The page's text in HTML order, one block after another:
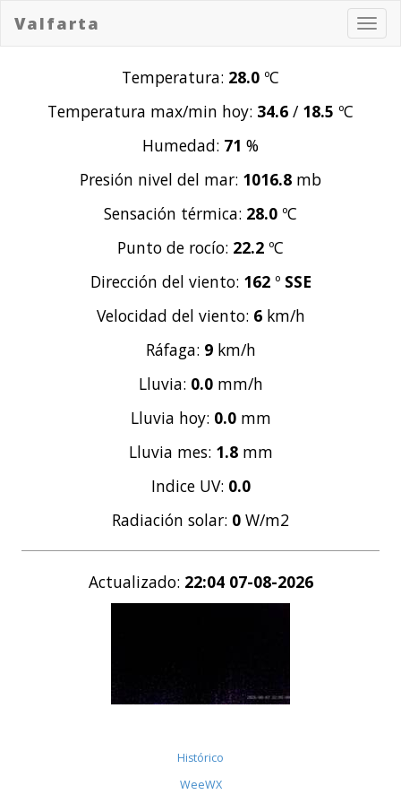
Valfarta
Temperatura: 28.0 ºC
Temperatura max/min hoy: 34.6 / 18.5 ºC
Humedad: 71 %
Presión nivel del mar: 1016.8 mb
Sensación térmica: 28.0 ºC
Punto de rocío: 22.2 ºC
Dirección del viento: 162º SSE
Velocidad del viento: 6km/h
Ráfaga: 9km/h
Lluvia: 0.0mm/h
Lluvia hoy: 0.0mm
Lluvia mes: 1.8mm
Indice UV: 0.0
Radiación solar: 0 W/m2
Actualizado: 22:04 07-08-2026
Histórico
WeeWX